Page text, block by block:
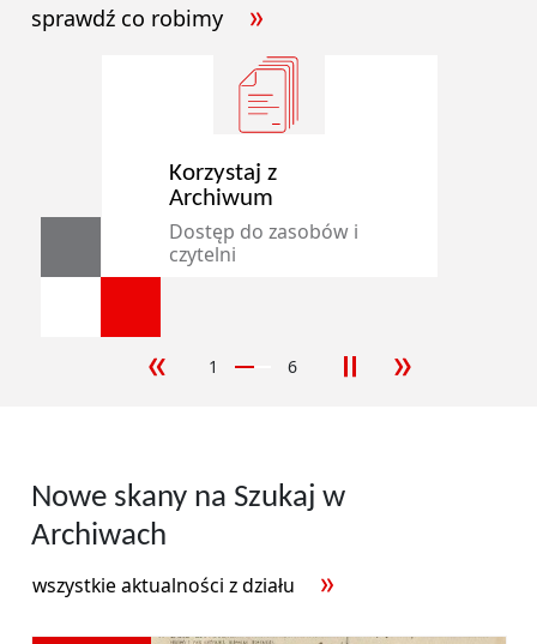
sprawdź co robimy
poprzedni slajd
1 6 następny
Korzystaj z
Archiwum
Dostęp do zasobów i
czytelni
Nowe skany na Szukaj w
Archiwach
wszystkie aktualności z działu